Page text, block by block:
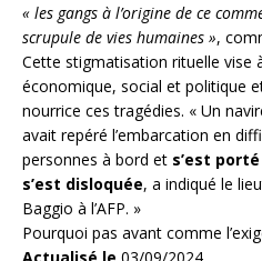
« les gangs à l’origine de ce
scrupule de vies humaines »,
Cette stigmatisation rituelle vise
économique, social et politique
nourrice ces tragédies. « Un
avait repéré l’embarcation en
personnes à bord et s’est
s’est disloquée, a indiqué le
Baggio à l’AFP. »
Pourquoi pas avant comme
Actualisé le 03/09/2024